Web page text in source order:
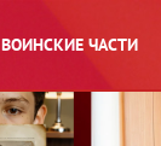
ВОИНСКИЕ ЧАСТИ